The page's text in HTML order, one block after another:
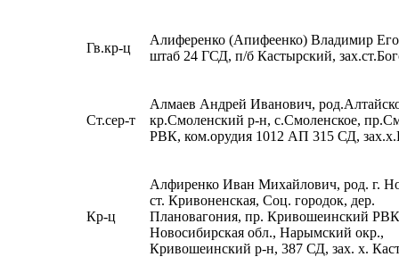
Гв.кр-ц
Алиференко (Апифеенко) Владимир
штаб 24 ГСД, п/б Кастырский,
Ст.сер-т
Алмаев Андрей Иванович,
кр.Смоленский р-н, с.Смоленское,
РВК, ком.орудия 1012 АП 315 СД,
Кр-ц
Алфиренко Иван Михайлович, род. г.
ст. Кривоненская, Соц. городок, дер.
Плановагония, пр. Кривошеинский
Новосибирская обл., Нарымский окр.,
Кривошеинский р-н, 387 СД, зах. х.